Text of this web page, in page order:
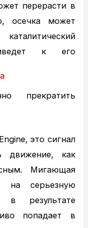
перерасти в
осечка может
к его
прекратить
это сигнал
движение, как
Мигающая
на серьезную
в результате
попадает в